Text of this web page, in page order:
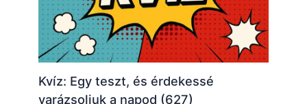
Kvíz: Egy teszt, és érdekessé
varázsoljuk a napod (627)